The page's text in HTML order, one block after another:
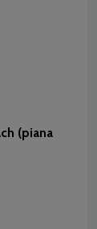
(piana